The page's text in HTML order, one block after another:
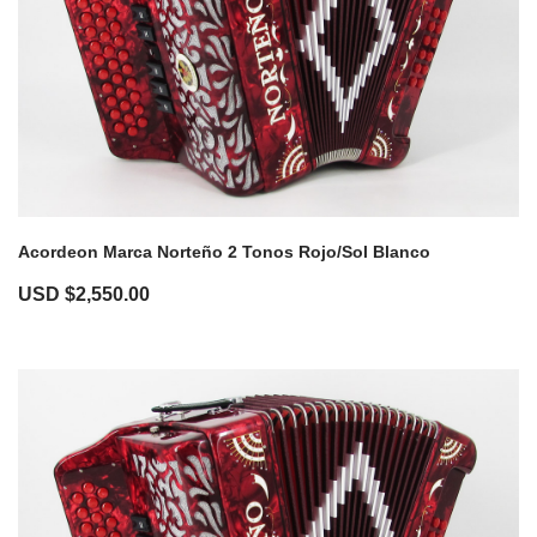
Acordeon Marca Norteño 2 Tonos Rojo/Sol Blanco
USD $2,550.00